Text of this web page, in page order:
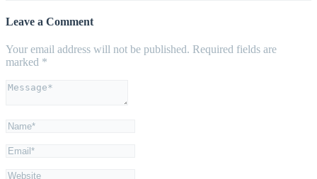
Leave a Comment
Your email address will not be published. Required fields are
marked *